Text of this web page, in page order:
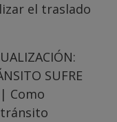
el traslado
SUFRE
| Como